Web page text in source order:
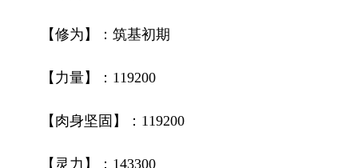
【修为】：筑基初期
【力量】：119200
【肉身坚固】：119200
【灵力】：143300